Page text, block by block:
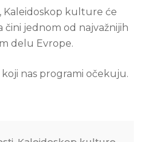
Kaleidoskop kulture će
čini jednom od najvažnijih
delu Evrope.
nas programi očekuju.